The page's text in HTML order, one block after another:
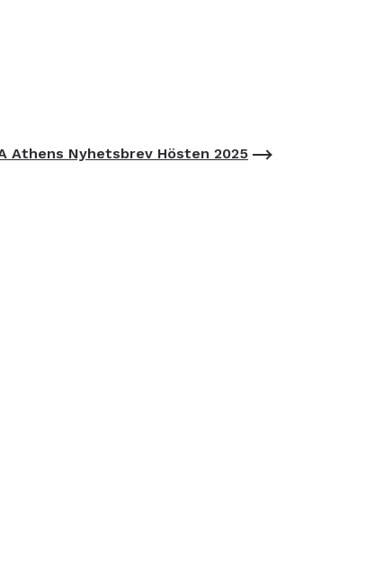
Athens Nyhetsbrev Hösten 2025